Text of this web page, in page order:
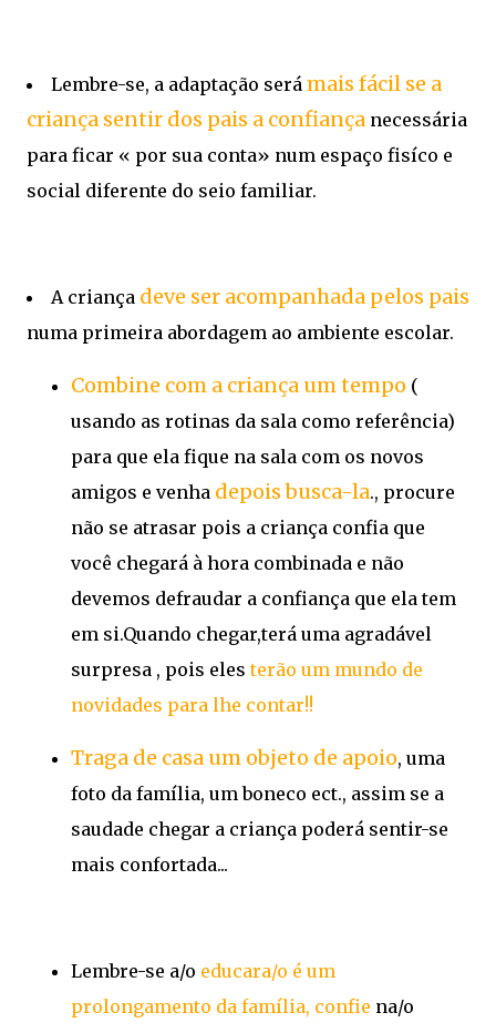
Lembre-se, a adaptação será mais fácil se a
criança sentir dos pais a confiança necessária
para ficar « por sua conta» num espaço fisíco e
social diferente do seio familiar.
A criança deve ser acompanhada pelos pais
numa primeira abordagem ao ambiente escolar.
Combine com a criança um tempo (
usando as rotinas da sala como referência)
para que ela fique na sala com os novos
amigos e venha depois busca-la., procure
não se atrasar pois a criança confia que
você chegará à hora combinada e não
devemos defraudar a confiança que ela tem
em si.Quando chegar,terá uma agradável
surpresa , pois elesterão um mundo de
novidades para lhe contar!!
Traga de casa um objeto de apoio, uma
foto da família, um boneco ect., assim se a
saudade chegar a criança poderá sentir-se
mais confortada...
Lembre-se a/o educara/o é um
prolongamento da família, confie na/o